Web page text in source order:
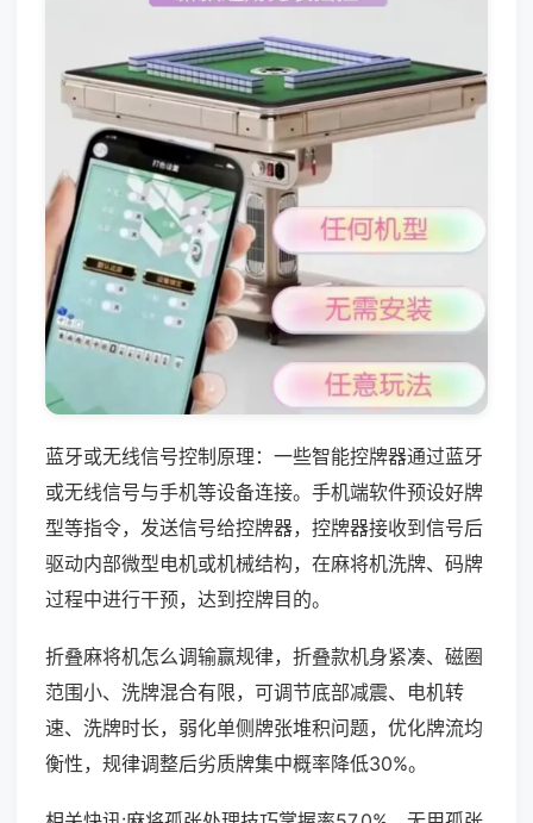
蓝牙或无线信号控制原理：一些智能控牌器通过蓝牙
或无线信号与手机等设备连接。手机端软件预设好牌
型等指令，发送信号给控牌器，控牌器接收到信号后
驱动内部微型电机或机械结构，在麻将机洗牌、码牌
过程中进行干预，达到控牌目的。
折叠麻将机怎么调输赢规律，折叠款机身紧凑、磁圈
范围小、洗牌混合有限，可调节底部减震、电机转
速、洗牌时长，弱化单侧牌张堆积问题，优化牌流均
衡性，规律调整后劣质牌集中概率降低30%。